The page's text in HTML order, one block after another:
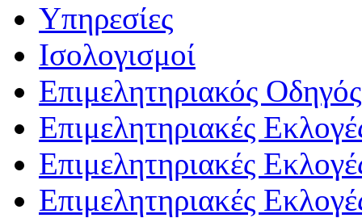
Υπηρεσίες
Ισολογισμοί
Επιμελητηριακός Οδηγός
Επιμελητηριακές
Επιμελητηριακές
Επιμελητηριακές